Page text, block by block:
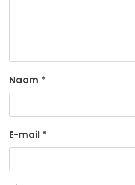
Naam *
E-mail *